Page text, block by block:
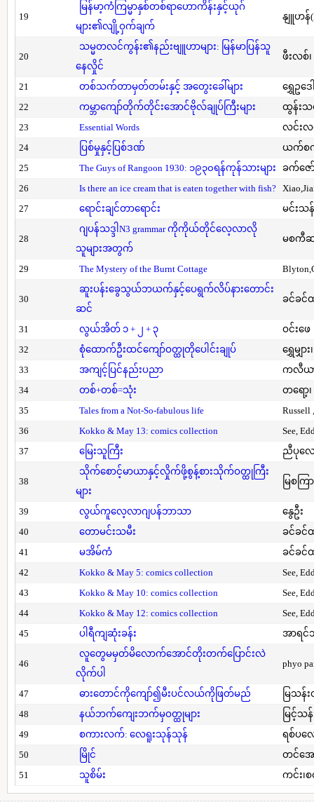
19
မြန်မာ့ကံကြမ္မာနှစ်တစ်ရာဟောကိန်းနှင့်ယုဂ်
များ၏လျို့ဝှက်ချက်
နျူဟန်
20
သမ္မတလင်ကွန်း၏နည်းဗျူဟာများ: မြန်မာပြန်သူ
နေလှိုင်
ဖီးလစ်
21 တစ်သက်တာမှတ်တမ်းနှင့် အတွေးခေါ်များ
ရွှေဥဒေ
22
ကမ္ဘာကျော်တိုက်တိုင်းအောင်ဗိုလ်ချုပ်ကြီးများ
ထွန်းသ
23
Essential Words
လင်းလ
24
ပြစ်မှုနှင့်ပြစ်ဒဏ်
ယက်စကီ
25
The Guys of Rangoon 1930: ၁၉၃၀ရန်ကုန်သားများ
ခက်ဇေ
26
Is there an ice cream that is eaten together with fish?
27
ရောင်းချင်တာရောင်း မင်းသ
28
ဂျပန်သဒ္ဒါN3 grammar ကိုကိုယ်တိုင်လေ့လာလို
သူများအတွက်
မစကီ
29 The Mystery of the Burnt Cottage
30
ဆူးပန်းခွေသွယ်ဘယက်နှင့်ပေရွက်လိပ်နားတောင်း
ဆင်
ခင်ခင်
31 လွယ်အိတ် ၁ + ၂ + ၃
ဝင်းဖေ
32
စုံထောက်ဦးထင်ကျော်ဝတ္ထုတိုပေါင်းချုပ်
ရွှေမျှား
33
အကျင့်ပြင်နည်းပညာ
ကလီယာ
34
တစ်+တစ်=သုံး
တရော့၊
35
Tales from a Not-So-fabulous life
Russell
36
Kokko & May 13: comics collection
See,
37
မြေးသူကြီး ညီပုလေ
38
သိုက်စောင့်မာယာနှင့်လှိုက်ဖို့စွန့်စားသိုက်ဝတ္ထုကြီး
များ
မြစကြာ
39 လွယ်ကူလေ့လာဂျပန်ဘာသာ
နွေဦး
40
တောမင်းသမီး
ခင်ခင်
41
မအိမ်ကံ
ခင်ခင်
42
Kokko & May 5: comics collection
See,
43
Kokko & May 10: comics collection
See,
44
Kokko & May 12: comics collection
See,
45
ပါရီကျဆုံးခန်း အာရင်
46
လူတွေမမှတ်မိလောက်အောင်တိုးတက်ပြောင်းလဲ
လိုက်ပါ
phyo
47 ဓားတောင်ကိုကျော်၍မီးပင်လယ်ကိုဖြတ်မည်
မြသန်
48
နယ်ဘက်ကျေးဘက်မှဝတ္ထုများ
မြင့်သန်
49
စကားလက်: လေရူးသုန်သုန်
ရစ်ပလ
50
မြိုင်
တင်အေ
51
သူစိမ်း ကင်း၊